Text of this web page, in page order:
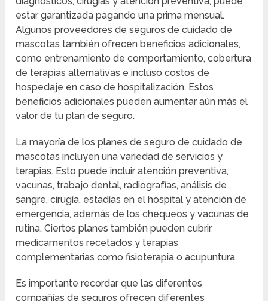
estar garantizada pagando una prima mensual.
Algunos proveedores de seguros de cuidado de
mascotas también ofrecen beneficios adicionales,
como entrenamiento de comportamiento, cobertura
de terapias alternativas e incluso costos de
hospedaje en caso de hospitalización. Estos
beneficios adicionales pueden aumentar aún más el
valor de tu plan de seguro.
La mayoría de los planes de seguro de cuidado de
mascotas incluyen una variedad de servicios y
terapias. Esto puede incluir atención preventiva,
vacunas, trabajo dental, radiografías, análisis de
sangre, cirugía, estadías en el hospital y atención de
emergencia, además de los chequeos y vacunas de
rutina. Ciertos planes también pueden cubrir
medicamentos recetados y terapias
complementarias como fisioterapia o acupuntura.
Es importante recordar que las diferentes
compañías de seguros ofrecen diferentes